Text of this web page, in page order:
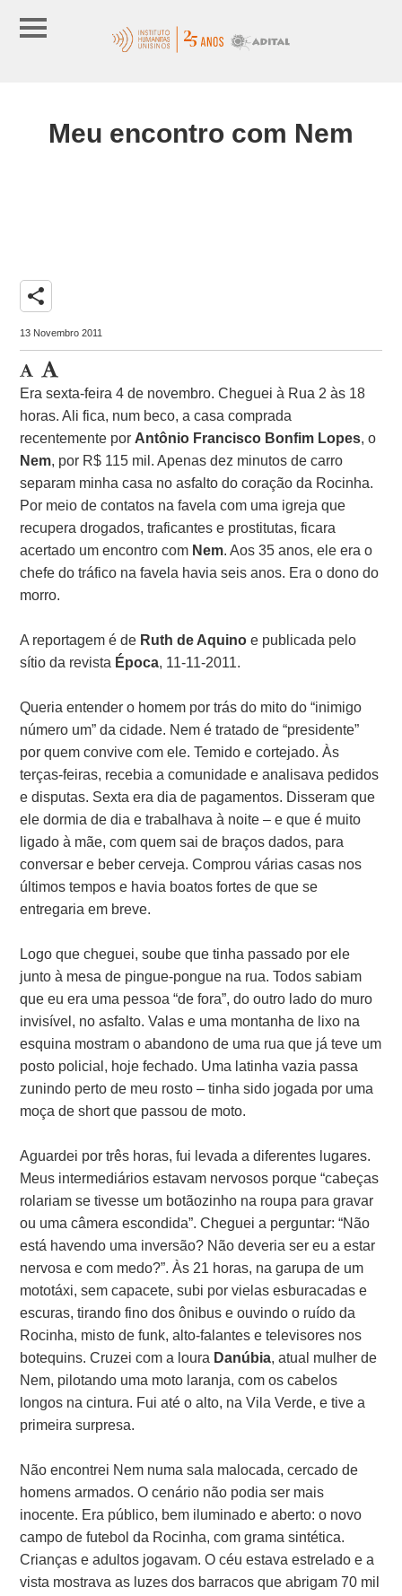
Meu encontro com Nem
share
13 Novembro 2011
Era sexta-feira 4 de novembro. Cheguei à Rua 2 às 18
horas. Ali fica, num beco, a casa comprada
recentemente por Antônio Francisco Bonfim Lopes, o
Nem, por R$ 115 mil. Apenas dez minutos de carro
separam minha casa no asfalto do coração da Rocinha.
Por meio de contatos na favela com uma igreja que
recupera drogados, traficantes e prostitutas, ficara
acertado um encontro com Nem. Aos 35 anos, ele era o
chefe do tráfico na favela havia seis anos. Era o dono do
morro.
A reportagem é de Ruth de Aquino e publicada pelo
sítio da revista Época, 11-11-2011.
Queria entender o homem por trás do mito do “inimigo
número um” da cidade. Nem é tratado de “presidente”
por quem convive com ele. Temido e cortejado. Às
terças-feiras, recebia a comunidade e analisava pedidos
e disputas. Sexta era dia de pagamentos. Disseram que
ele dormia de dia e trabalhava à noite – e que é muito
ligado à mãe, com quem sai de braços dados, para
conversar e beber cerveja. Comprou várias casas nos
últimos tempos e havia boatos fortes de que se
entregaria em breve.
Logo que cheguei, soube que tinha passado por ele
junto à mesa de pingue-pongue na rua. Todos sabiam
que eu era uma pessoa “de fora”, do outro lado do muro
invisível, no asfalto. Valas e uma montanha de lixo na
esquina mostram o abandono de uma rua que já teve um
posto policial, hoje fechado. Uma latinha vazia passa
zunindo perto de meu rosto – tinha sido jogada por uma
moça de short que passou de moto.
Aguardei por três horas, fui levada a diferentes lugares.
Meus intermediários estavam nervosos porque “cabeças
rolariam se tivesse um botãozinho na roupa para gravar
ou uma câmera escondida”. Cheguei a perguntar: “Não
está havendo uma inversão? Não deveria ser eu a estar
nervosa e com medo?”. Às 21 horas, na garupa de um
mototáxi, sem capacete, subi por vielas esburacadas e
escuras, tirando fino dos ônibus e ouvindo o ruído da
Rocinha, misto de funk, alto-falantes e televisores nos
botequins. Cruzei com a loura Danúbia, atual mulher de
Nem, pilotando uma moto laranja, com os cabelos
longos na cintura. Fui até o alto, na Vila Verde, e tive a
primeira surpresa.
Não encontrei Nem numa sala malocada, cercado de
homens armados. O cenário não podia ser mais
inocente. Era público, bem iluminado e aberto: o novo
campo de futebol da Rocinha, com grama sintética.
Crianças e adultos jogavam. O céu estava estrelado e a
vista mostrava as luzes dos barracos que abrigam 70 mil